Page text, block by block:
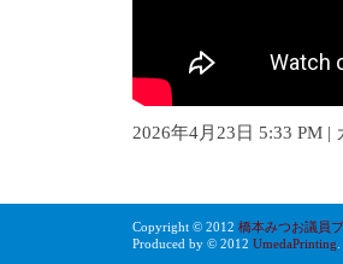
2026年4月23日 5:33 PM |
Copyright © 2012 橋本みつお議員
Produced by © 2012 UmedaPrinting